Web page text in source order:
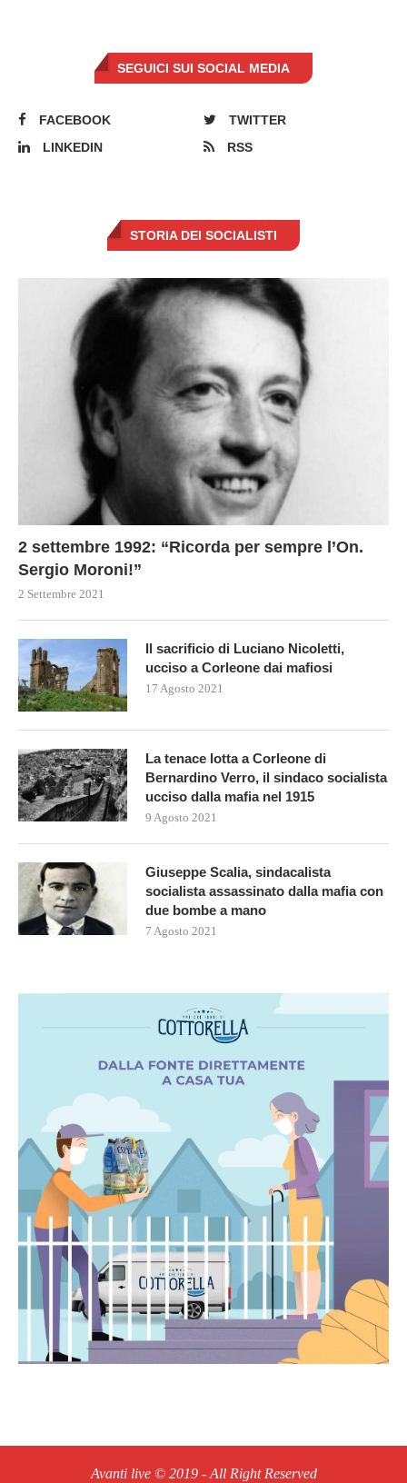
SEGUICI SUI SOCIAL MEDIA
FACEBOOK
TWITTER
LINKEDIN
RSS
STORIA DEI SOCIALISTI
2 settembre 1992: “Ricorda per sempre l’On.
Sergio Moroni!”
2 Settembre 2021
Il sacrificio di Luciano Nicoletti,
ucciso a Corleone dai mafiosi
17 Agosto 2021
La tenace lotta a Corleone di
Bernardino Verro, il sindaco socialista
ucciso dalla mafia nel 1915
9 Agosto 2021
Giuseppe Scalia, sindacalista
socialista assassinato dalla mafia con
due bombe a mano
7 Agosto 2021
Avanti live © 2019 - All Right Reserved